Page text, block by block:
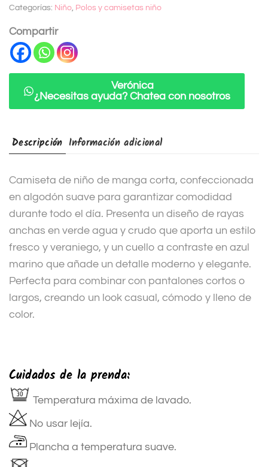
r
n
a
Categorías: Niño, Polos y camisetas niño
Compartir
Verónica
¿Necesitas ayuda? Chatea con nosotros
Descripción Información adicional
Camiseta de niño de manga corta, confeccionada
en algodón suave para garantizar comodidad
durante todo el día. Presenta un diseño de rayas
anchas en verde agua y crudo que aporta un estilo
fresco y veraniego, y un cuello a contraste en azul
marino que añade un detalle moderno y elegante.
Perfecta para combinar con pantalones cortos o
largos, creando un look casual, cómodo y lleno de
color.
Cuidados de la prenda:
Temperatura máxima de lavado.
No usar lejía.
Plancha a temperatura suave.